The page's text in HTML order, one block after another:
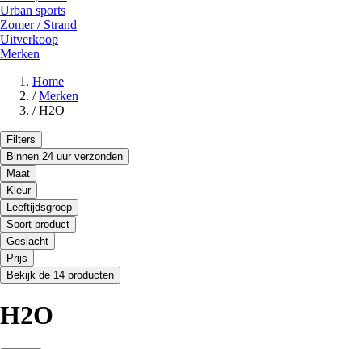
Urban sports
Zomer / Strand
Uitverkoop
Merken
Home
/ Merken
/ H2O
Filters
Binnen 24 uur verzonden
Maat
Kleur
Leeftijdsgroep
Soort product
Geslacht
Prijs
Bekijk de 14 producten
H2O